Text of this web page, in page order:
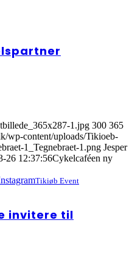
1.jpg 300 365
wp-content/uploads/Tikioeb-
1_Tegnebraet-1.png Jesper
26 12:37:56Cykelcaféen ny
Tikiøb Event
invitere til